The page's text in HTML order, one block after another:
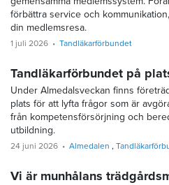
förbättra service och
din medlemsresa.
1 juli 2026 Tandläkarförbundet
Tandläkarförbundet på
Under Almedalsveckan finns
plats för att lyfta frågor som är
från kompetensförsörjning och
utbildning.
24 juni 2026 Almedalen
Vi är munhålans